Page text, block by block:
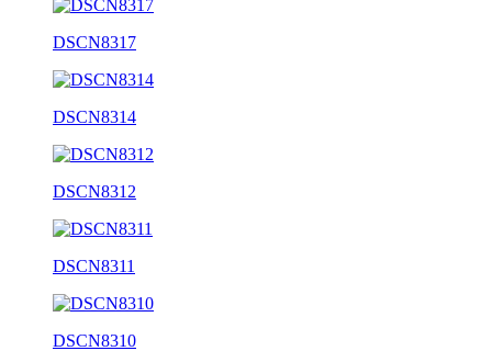
DSCN8317
DSCN8314
DSCN8312
DSCN8311
DSCN8310